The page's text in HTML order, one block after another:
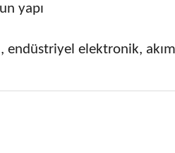
yapı
endüstriyel elektronik,